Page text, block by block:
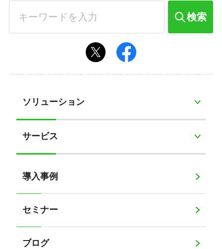
検索
ソリューション
サービス
導入事例
セミナー
ブログ